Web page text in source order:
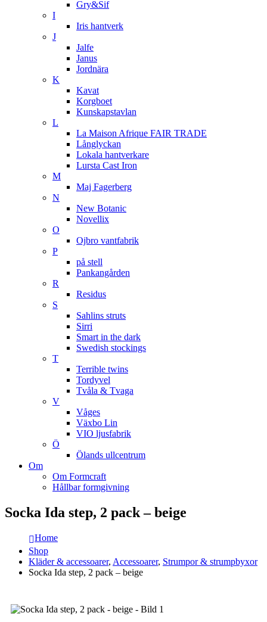
Gry&Sif
I
Iris hantverk
J
Jalfe
Janus
Jordnära
K
Kavat
Korgboet
Kunskapstavlan
L
La Maison Afrique FAIR TRADE
Långlyckan
Lokala hantverkare
Lursta Cast Iron
M
Maj Fagerberg
N
New Botanic
Novellix
O
Ojbro vantfabrik
P
på stell
Pankangården
R
Residus
S
Sahlins struts
Sirri
Smart in the dark
Swedish stockings
T
Terrible twins
Tordyvel
Tvåla & Tvaga
V
Våges
Växbo Lin
VIO ljusfabrik
Ö
Ölands ullcentrum
Om
Om Formcraft
Hållbar formgivning
Socka Ida step, 2 pack – beige
Home
Shop
Kläder & accessoarer, Accessoarer, Strumpor & strumpbyxor
Socka Ida step, 2 pack – beige